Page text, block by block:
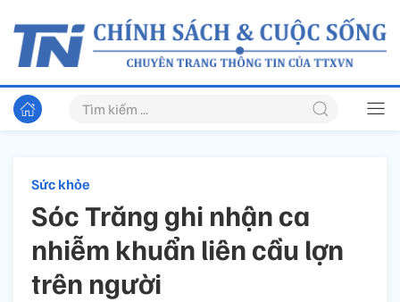
Sức khỏe
Sóc Trăng ghi nhận ca
nhiễm khuẩn liên cầu lợn
trên người